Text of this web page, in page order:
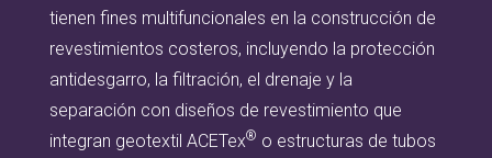
tienen fines multifuncionales en la construcción de
revestimientos costeros, incluyendo la protección
antidesgarro, la filtración, el drenaje y la
separación con diseños de revestimiento que
integran geotextil ACETex® o estructuras de tubos